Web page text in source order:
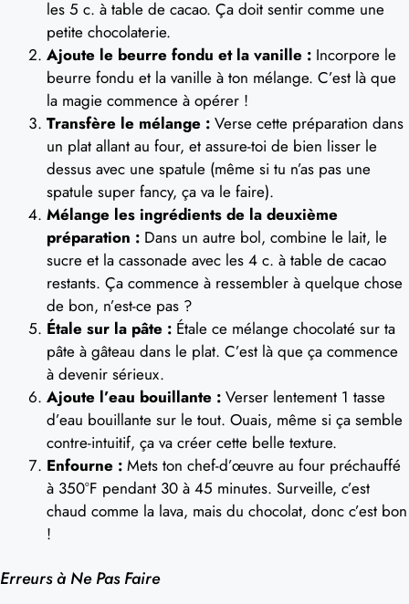
les 5 c. à table de cacao. Ça doit sentir comme une
petite chocolaterie.
Ajoute le beurre fondu et la vanille : Incorpore le
beurre fondu et la vanille à ton mélange. C’est là que
la magie commence à opérer !
Transfère le mélange : Verse cette préparation dans
un plat allant au four, et assure-toi de bien lisser le
dessus avec une spatule (même si tu n’as pas une
spatule super fancy, ça va le faire).
Mélange les ingrédients de la deuxième
préparation : Dans un autre bol, combine le lait, le
sucre et la cassonade avec les 4 c. à table de cacao
restants. Ça commence à ressembler à quelque chose
de bon, n’est-ce pas ?
Étale sur la pâte : Étale ce mélange chocolaté sur ta
pâte à gâteau dans le plat. C’est là que ça commence
à devenir sérieux.
Ajoute l’eau bouillante : Verser lentement 1 tasse
d’eau bouillante sur le tout. Ouais, même si ça semble
contre-intuitif, ça va créer cette belle texture.
Enfourne : Mets ton chef-d’œuvre au four préchauffé
à 350°F pendant 30 à 45 minutes. Surveille, c’est
chaud comme la lava, mais du chocolat, donc c’est bon
!
Erreurs à Ne Pas Faire